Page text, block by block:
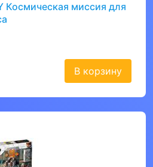
Космическая миссия для
В корзину